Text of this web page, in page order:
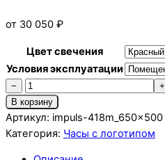
от 30 050 ₽
Цвет свечения
Условия эксплуатации
−
Количество
товара
Импульс-418M
|
+
В корзину
Артикул: impuls-418m_650x500
Категория: Часы c логотипом